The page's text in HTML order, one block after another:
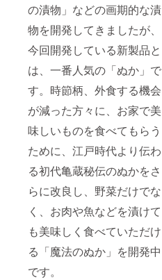
の漬物」などの画期的な漬
物を開発してきましたが、
今回開発している新製品と
は、一番人気の「ぬか」で
す。時節柄、外食する機会
が減った方々に、お家で美
味しいものを食べてもらう
ために、江戸時代より伝わ
る初代亀蔵秘伝のぬかをさ
らに改良し、野菜だけでな
く、お肉や魚などを漬けて
も美味しく食べていただけ
る「魔法のぬか」を開発中
です。